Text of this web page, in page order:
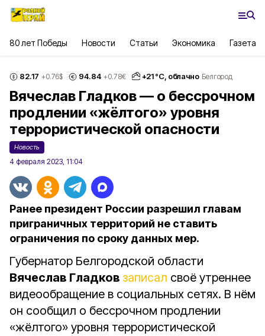
80 лет Победы Новости Статьи Экономика Газета
82.17 +0.76$ 94.84 +0.78€ +21°С, облачно Белгород
Вячеслав Гладков — о бессрочном
продлении «жёлтого» уровня
террористической опасности
Новость
4 февраля 2023, 11:04
Ранее президент России разрешил главам
приграничных территорий не ставить
ограничения по сроку данных мер.
Губернатор Белгородской области
Вячеслав Гладков записал своё утреннее
видеообращение в социальных сетях. В нём
он сообщил о бессрочном продлении
«жёлтого» уровня террористической